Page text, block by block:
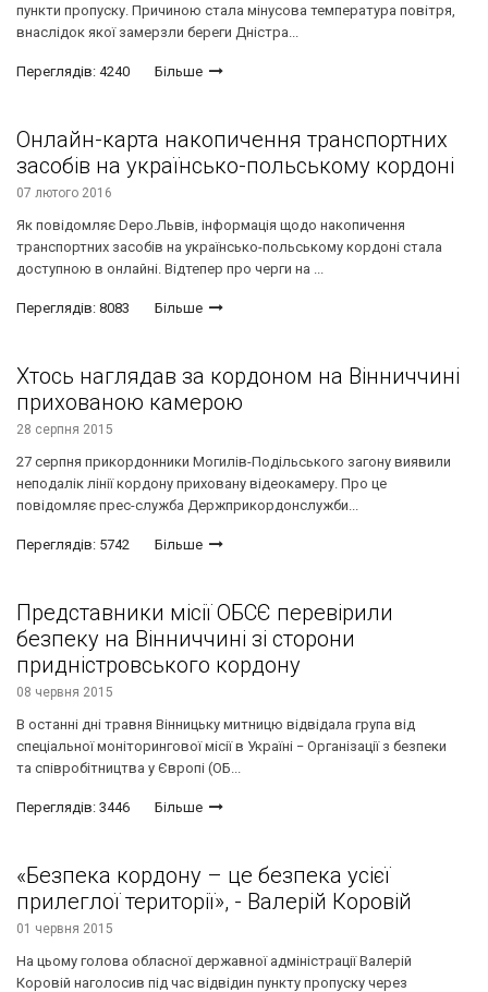
пункти пропуску. Причиною стала мінусова температура повітря,
внаслідок якої замерзли береги Дністра...
Переглядів: 4240 Більше
Онлайн-карта накопичення транспортних
засобів на українсько-польському кордоні
07 лютого 2016
Як повідомляє Depo.Львів, інформація щодо накопичення
транспортних засобів на українсько-польському кордоні стала
доступною в онлайні. Відтепер про черги на ...
Переглядів: 8083 Більше
Хтось наглядав за кордоном на Вінниччині
прихованою камерою
28 серпня 2015
27 серпня прикордонники Могилів-Подільського загону виявили
неподалік лінії кордону приховану відеокамеру. Про це
повідомляє прес-служба Держприкордонслужби...
Переглядів: 5742 Більше
Представники місії ОБСЄ перевірили
безпеку на Вінниччині зі сторони
придністровського кордону
08 червня 2015
В останні дні травня Вінницьку митницю відвідала група від
спеціальної моніторингової місії в Україні − Організації з безпеки
та співробітництва у Європі (ОБ...
Переглядів: 3446 Більше
«Безпека кордону – це безпека усієї
прилеглої території», - Валерій Коровій
01 червня 2015
На цьому голова обласної державної адміністрації Валерій
Коровій наголосив під час відвідин пункту пропуску через